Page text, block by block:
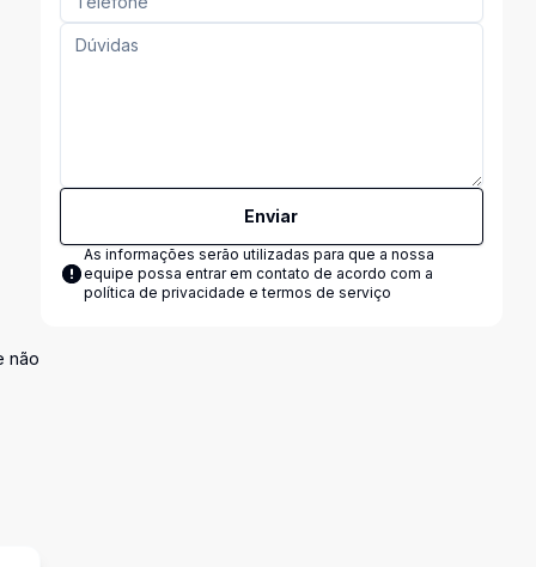
não
Enviar
As informações serão utilizadas para que a nossa
equipe possa entrar em contato de acordo com a
política de privacidade e termos de serviço